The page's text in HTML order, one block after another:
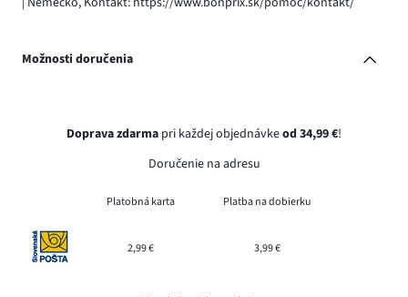
Možnosti doručenia
Doprava zdarma pri každej objednávkeod 34,99 €!
Doručenie na adresu
Platobná karta Platba na dobierku
2,99 € 3,99 €